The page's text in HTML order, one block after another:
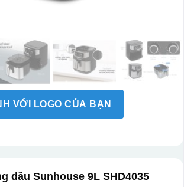
VỚI LOGO CỦA BẠN
dầu Sunhouse 9L SHD4035